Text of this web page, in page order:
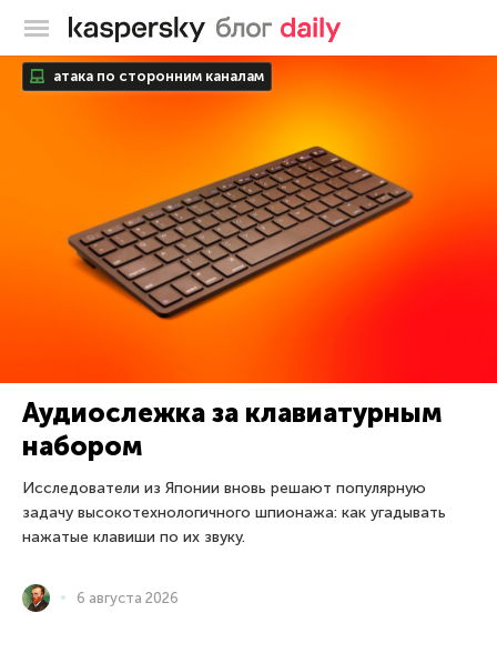
Блог Касперского
атака по сторонним каналам
Аудиослежка за клавиатурным
набором
Исследователи из Японии вновь решают популярную
задачу высокотехнологичного шпионажа: как угадывать
нажатые клавиши по их звуку.
6 августа 2026